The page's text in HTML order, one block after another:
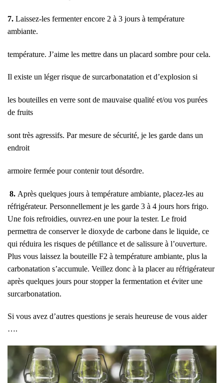
7. Laissez-les fermenter encore 2 à 3 jours à température
ambiante.
température. J’aime les mettre dans un placard sombre pour cela.
Il existe un léger risque de surcarbonatation et d’explosion si
les bouteilles en verre sont de mauvaise qualité et/ou vos purées
de fruits
sont très agressifs. Par mesure de sécurité, je les garde dans un
endroit
armoire fermée pour contenir tout désordre.
8. Après quelques jours à température ambiante, placez-les au
réfrigérateur. Personnellement je les garde 3 à 4 jours hors frigo.
Une fois refroidies, ouvrez-en une pour la tester. Le froid
permettra de conserver le dioxyde de carbone dans le liquide, ce
qui réduira les risques de pétillance et de salissure à l’ouverture.
Plus vous laissez la bouteille F2 à température ambiante, plus la
carbonatation s’accumule. Veillez donc à la placer au réfrigérateur
après quelques jours pour stopper la fermentation et éviter une
surcarbonatation.
Si vous avez d’autres questions je serais heureuse de vous aider
….